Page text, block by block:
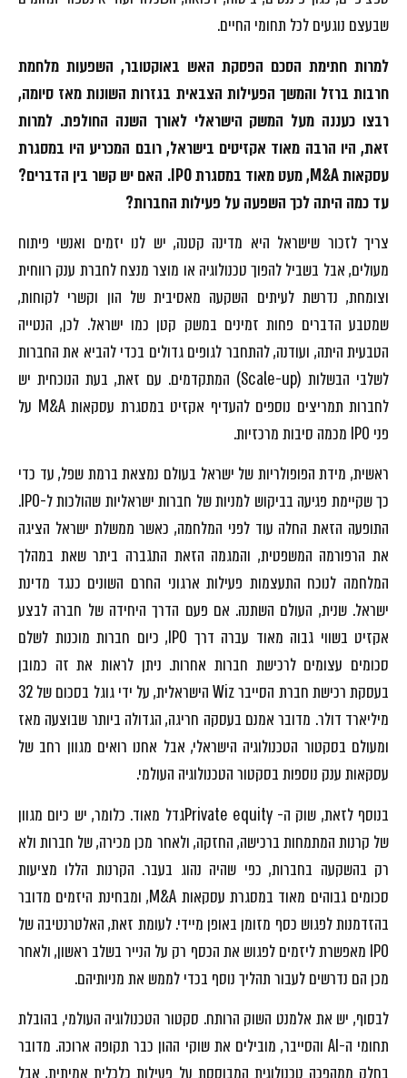
שבעצם נוגעים לכל תחומי החיים.
למרות חתימת הסכם הפסקת האש באוקטובר, השפעות מלחמת
חרבות ברזל והמשך הפעילות הצבאית בגזרות השונות מאז סיומה,
רבצו כעננה מעל המשק הישראלי לאורך השנה החולפת. למרות
זאת, היו הרבה מאוד אקזיטים בישראל, רובם המכריע היו במסגרת
עסקאותM&A, מעט מאוד במסגרתIPO. האם יש קשר בין הדברים?
עד כמה היתה לכך השפעה על פעילות החברות?
צריך לזכור שישראל היא מדינה קטנה, יש לנו יזמים ואנשי פיתוח
מעולים, אבל בשביל להפוך טכנולוגיה או מוצר מנצח לחברת ענק רווחית
וצומחת, נדרשת לעיתים השקעה מאסיבית של הון וקשרי לקוחות,
שמטבע הדברים פחות זמינים במשק קטן כמו ישראל. לכן, הנטייה
הטבעית היתה, ועודנה, להתחבר לגופים גדולים בכדי להביא את החברות
לשלבי הבשלות (Scale-up) המתקדמים. עם זאת, בעת הנוכחית יש
לחברות תמריצים נוספים להעדיף אקזיט במסגרת עסקאות M&A על
פני IPO מכמה סיבות מרכזיות.
ראשית, מידת הפופולריות של ישראל בעולם נמצאת ברמת שפל, עד כדי
כך שקיימת פגיעה בביקוש למניות של חברות ישראליות שהולכות ל-IPO.
התופעה הזאת החלה עוד לפני המלחמה, כאשר ממשלת ישראל הציגה
את הרפורמה המשפטית, והמגמה הזאת התגברה ביתר שאת במהלך
המלחמה לנוכח התעצמות פעילות ארגוני החרם השונים כנגד מדינת
ישראל. שנית, העולם השתנה. אם פעם הדרך היחידה של חברה לבצע
אקזיט בשווי גבוה מאוד עברה דרך IPO, כיום חברות מוכנות לשלם
סכומים עצומים לרכישת חברות אחרות. ניתן לראות את זה כמובן
בעסקת רכישת חברת הסייבר Wiz הישראלית, על ידי גוגל בסכום של 32
מיליארד דולר. מדובר אמנם בעסקה חריגה, הגדולה ביותר שבוצעה מאז
ומעולם בסקטור הטכנולוגיה הישראלי, אבל אחנו רואים מגוון רחב של
עסקאות ענק נוספות בסקטור הטכנולוגיה העולמי.
בנוסף לזאת, שוק ה- Private equityגדל מאוד. כלומר, יש כיום מגוון
של קרנות המתמחות ברכישה, החזקה, ולאחר מכן מכירה, של חברות ולא
רק בהשקעה בחברות, כפי שהיה נהוג בעבר. הקרנות הללו מציעות
סכומים גבוהים מאוד במסגרת עסקאות M&A, ומבחינת היזמים מדובר
בהזדמנות לפגוש כסף מזומן באופן מיידי. לעומת זאת, האלטרנטיבה של
IPO מאפשרת ליזמים לפגוש את הכסף רק על הנייר בשלב ראשון, ולאחר
מכן הם נדרשים לעבור תהליך נוסף בכדי לממש את מניותיהם.
לבסוף, יש את אלמנט השוק הרותח. סקטור הטכנולוגיה העולמי, בהובלת
תחומי ה-AI והסייבר, מובילים את שוקי ההון כבר תקופה ארוכה. מדובר